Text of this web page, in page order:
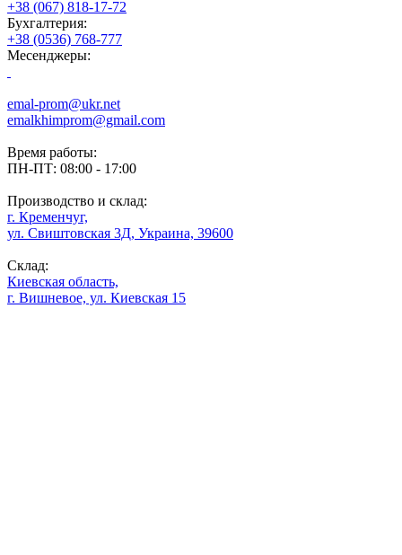
+38 (067) 818-17-72
Бухгалтерия:
+38 (0536) 768-777
Месенджеры:
emal-prom@ukr.net
emalkhimprom@gmail.com
Время работы:
ПН-ПТ: 08:00 - 17:00
Производство и склад:
г. Кременчуг,
ул. Свиштовская 3Д, Украина, 39600
Склад:
Киевская область,
г. Вишневое, ул. Киевская 15